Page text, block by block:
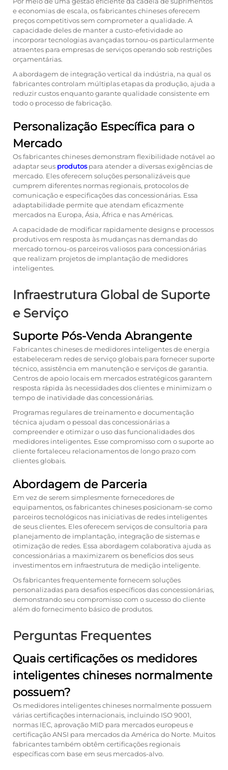
e economias de escala, os fabricantes chineses oferecem
preços competitivos sem comprometer a qualidade. A
capacidade deles de manter a custo-efetividade ao
incorporar tecnologias avançadas tornou-os particularmente
atraentes para empresas de serviços operando sob restrições
orçamentárias.
A abordagem de integração vertical da indústria, na qual os
fabricantes controlam múltiplas etapas da produção, ajuda a
reduzir custos enquanto garante qualidade consistente em
todo o processo de fabricação.
Personalização Específica para o
Mercado
Os fabricantes chineses demonstram flexibilidade notável ao
adaptar seus produtospara atender a diversas exigências de
mercado. Eles oferecem soluções personalizáveis que
cumprem diferentes normas regionais, protocolos de
comunicação e especificações das concessionárias. Essa
adaptabilidade permite que atendam eficazmente
mercados na Europa, Ásia, África e nas Américas.
A capacidade de modificar rapidamente designs e processos
produtivos em resposta às mudanças nas demandas do
mercado tornou-os parceiros valiosos para concessionárias
que realizam projetos de implantação de medidores
inteligentes.
Infraestrutura Global de Suporte
e Serviço
Suporte Pós-Venda Abrangente
Fabricantes chineses de medidores inteligentes de energia
estabeleceram redes de serviço globais para fornecer suporte
técnico, assistência em manutenção e serviços de garantia.
Centros de apoio locais em mercados estratégicos garantem
resposta rápida às necessidades dos clientes e minimizam o
tempo de inatividade das concessionárias.
Programas regulares de treinamento e documentação
técnica ajudam o pessoal das concessionárias a
compreender e otimizar o uso das funcionalidades dos
medidores inteligentes. Esse compromisso com o suporte ao
cliente fortaleceu relacionamentos de longo prazo com
clientes globais.
Abordagem de Parceria
Em vez de serem simplesmente fornecedores de
equipamentos, os fabricantes chineses posicionam-se como
parceiros tecnológicos nas iniciativas de redes inteligentes
de seus clientes. Eles oferecem serviços de consultoria para
planejamento de implantação, integração de sistemas e
otimização de redes. Essa abordagem colaborativa ajuda as
concessionárias a maximizarem os benefícios dos seus
investimentos em infraestrutura de medição inteligente.
Os fabricantes frequentemente fornecem soluções
personalizadas para desafios específicos das concessionárias,
demonstrando seu compromisso com o sucesso do cliente
além do fornecimento básico de produtos.
Perguntas Frequentes
Quais certificações os medidores
inteligentes chineses normalmente
possuem?
Os medidores inteligentes chineses normalmente possuem
várias certificações internacionais, incluindo ISO 9001,
normas IEC, aprovação MID para mercados europeus e
certificação ANSI para mercados da América do Norte. Muitos
fabricantes também obtêm certificações regionais
específicas com base em seus mercados-alvo.